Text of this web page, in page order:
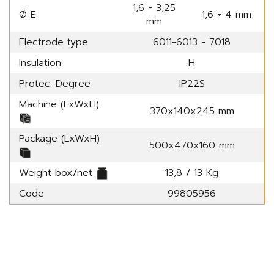
Ø E
1,6 ÷ 3,25
mm
1,6 ÷ 4 mm
Electrode type
6011-6013 - 7018
Insulation
H
Protec. Degree
IP22S
Machine (LxWxH)
370x140x245 mm
Package (LxWxH)
500x470x160 mm
Weight box/net
13,8 / 13 Kg
Code
99805956